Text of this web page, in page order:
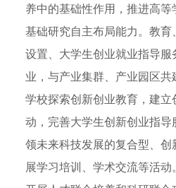
养中的基础性作用，推进高
基础研究自主布局能力。教
设置、大学生创业就业指导
业，与产业集群、产业园区
学校探索创新创业教育，建
动，完善大学生创新创业指
领未来科技发展的复合型、
展学习培训、学术交流等活